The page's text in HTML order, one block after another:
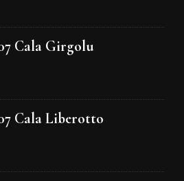
Cala Girgolu
Cala Liberotto